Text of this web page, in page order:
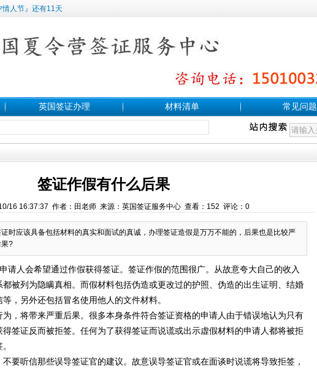
情人节』还有11天
英国签证办理 材料清单 常见问题
签证作假有什么后果
16 16:37:37 作者：田老师 来源：英国签证服务中心 查看：152 评论：0
时应该具备包括材料的真实和面试的真诚，办理签证造假是万万不能的，后果也是比较严
?
请人会希望通过作假获得签证。签证作假的范围很广。从故意夸大自己的收入
被列为隐瞒真相。而假材料包括伪造或更改过的护照、伪造的出生证明、结婚
，另外还包括冒名使用他人的文件材料。
，将带来严重后果。很多本身条件符合签证资格的申请人由于错误地认为只有
签证反而被拒签。任何为了获得签证而说谎或出示虚假材料的申请人都将被拒
要听信那些误导签证官的建议。故意误导签证官或在面谈时说谎将导致拒签，